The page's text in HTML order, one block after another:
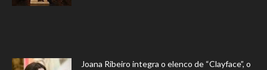
Joana Ribeiro integra o elenco de “Clayface”, o